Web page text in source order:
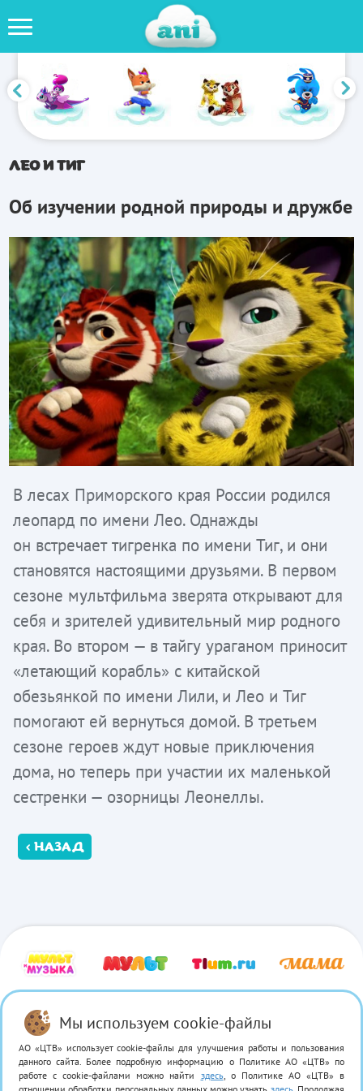
ЛЕО И ТИГ
Об изучении родной природы и дружбе
В лесах Приморского края России родился
леопард по имени Лео. Однажды
он встречает тигренка по имени Тиг, и они
становятся настоящими друзьями. В первом
сезоне мультфильма зверята открывают для
себя и зрителей удивительный мир родного
края. Во втором — в тайгу ураганом приносит
«летающий корабль» с китайской
обезьянкой по имени Лили, и Лео и Тиг
помогают ей вернуться домой. В третьем
сезоне героев ждут новые приключения
дома, но теперь при участии их маленькой
сестренки — озорницы Леонеллы.
‹ НАЗАД
© 2026 «0+ Media» Свидетельство о регистрации СМИ: ЭЛ № ФС 77 — 62 104.
Мы используем cookie-файлы
АО «ЦТВ» использует cookie-файлы для улучшения работы и пользования
данного сайта. Более подробную информацию о Политике АО «ЦТВ» по
работе с cookie-файлами можно найти здесь, о Политике АО «ЦТВ» в